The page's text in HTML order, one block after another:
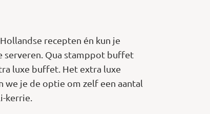
recepten én kun je
serveren. Qua stamppot buffet
luxe buffet. Het extra luxe
je de optie om zelf een aantal
kerrie.